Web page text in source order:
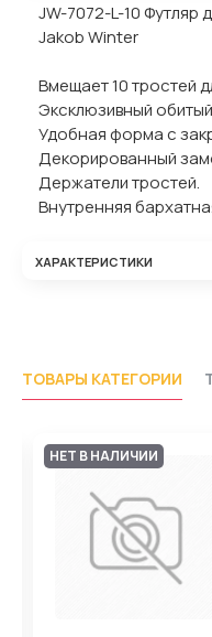
JW-7072-L-10 Футляр
Jakob Winter
Вмещает 10 тростей
Эксклюзивный
Удобная форма с
Декорированный
Держатели тростей.
Внутренняя
ХАРАКТЕРИСТИКИ
ТОВАРЫ КАТЕГОРИИ
НЕТ В НАЛИЧИИ